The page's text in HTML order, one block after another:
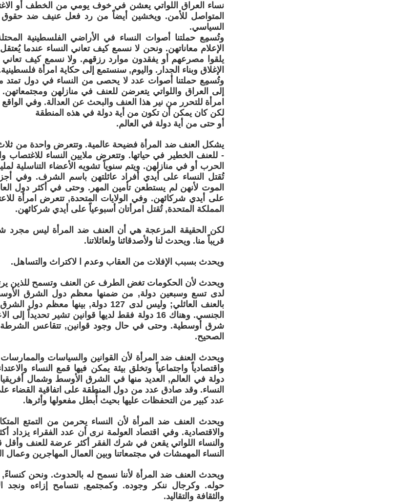
نساء العراق اللواتي يعشن في خوف يومي من الخطف أو
المتواصل للأمن. ويخشين أيضاً من رد فعل عنيف ضد حقوق
السياسي.
وتُسمِع حملتنا أصوات النساء في الأراضي الفلسطينية
الإعلام معاناتهن. ونحن لا نسمع كيف تعاني النساء عندما
يلقوا مصرعهم أو يفقدون موارد رزقهم. ولا نسمع كيف تعاني
الإغلاق وبناء الجدار. واليوم, سنستمع إلى حكاية امرأة
وتُسمِع حملتنا أصوات عدد لا يحصى من النساء في دول تمتد
إلى العراق واللواتي يتعرضن للعنف في منازلهن
امرأة للتحرر من نير هذا العنف والبحث عن العدالة. وفي
لكن كان يمكن أن تكون من أية دولة في هذه المنطقة
أو حتى من أية دولة في العالم.
يشكل العنف ضد المرأة فضيحة عالمية. وتتعرض واحدة من ثلاث
- للعنف الخطير في حياتها. وتتعرض ملايين النساء للاغتصاب
الحرب أو في منازلهن. ويتم سنوياً تشويه الأعضاء التناسلية
تُقتل النساء على أيدي أفراد عائلتهن باسم الشرف. وفي
الموت لأنهن لم يستطعن تأمين المهر. وحتى في أكثر دول
على أيدي شركائهن. وفي الولايات المتحدة, تتعرض امرأة
المملكة المتحدة, تُقتل امرأتان أسبوعياً على أيدي شركائهن.
لكن الحقيقة المزعجة هي أن العنف ضد المرأة ليس مجرد
قريباً منا. ويحدث لنا ولأصدقائنا ولعائلاتنا.
ويحدث بسبب الإفلات من العقاب وعدم ا لاكتراث والتساهل.
ويحدث لأن الحكومات تغض الطرف عن العنف وتسمح للذين
لدى تسع وسبعين دولة, من ضمنها معظم دول الشرق الأوسط
بالعنف العائلي; وليس لدى 127 دولة,
الجنسي. وهناك 16 دولة فقط لديها قوانين تشير
شرق أوسطية. وحتى في حال وجود قوانين, تتقاعس الشرطة
الصحيح.
ويحدث العنف ضد المرأة لأن القوانين والسياسات والممارسات
دولة في العالم, العديد منها في الشرق الأوسط وشمال
النساء. وقد صادق عدد من دول المنطقة على اتفاقية القضاء
عدد كبير من التحفظات عليها بحيث أُبطل مفعولها وأثرها.
ويحدث العنف ضد المرأة لأن النساء يحرمن من التمتع
والاقتصادية. وفي اقتصاد العولمة نرى أن عدد الفقراء يزداد
والنساء اللواتي يقعن في شرك الفقر أكثر عرضة للعنف وأقل
النساء المهمشات في مجتمعاتنا وبين العمال المهاجرين وعمال
ويحدث العنف ضد المرأة لأننا نسمح له بالحدوث. ونحن
حوله. وكرجال ننكر وجوده. وكمجتمع, نتسامح إزاءه ونجد
والثقافة والتقاليد.